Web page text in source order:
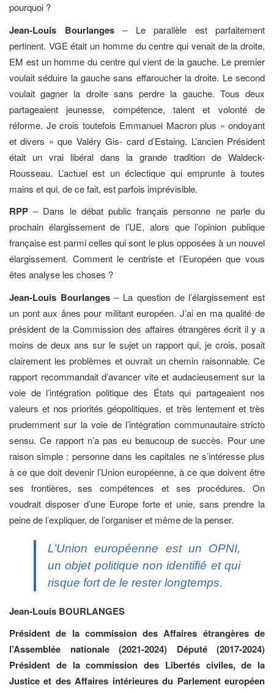
pourquoi ?
Jean-Louis Bourlanges– Le parallèle est parfaitement
pertinent. VGE était un homme du centre qui venait de la droite,
EM est un homme du centre qui vient de la gauche. Le premier
voulait séduire la gauche sans effaroucher la droite. Le second
voulait gagner la droite sans perdre la gauche. Tous deux
partageaient jeunesse, compétence, talent et volonté de
réforme. Je crois toutefois Emmanuel Macron plus « ondoyant
et divers » que Valéry Gis- card d’Estaing. L’ancien Président
était un vrai libéral dans la grande tradition de Waldeck-
Rousseau. L’actuel est un éclectique qui emprunte à toutes
mains et qui, de ce fait, est parfois imprévisible.
RPP – Dans le débat public français personne ne parle du
prochain élargissement de l’UE, alors que l’opinion publique
française est parmi celles qui sont le plus opposées à un nouvel
élargissement. Comment le centriste et l’Européen que vous
êtes analyse les choses ?
Jean-Louis Bourlanges– La question de l’élargissement est
un pont aux ânes pour militant européen. J’ai en ma qualité de
président de la Commission des affaires étrangères écrit il y a
moins de deux ans sur le sujet un rapport qui, je crois, posait
clairement les problèmes et ouvrait un chemin raisonnable. Ce
rapport recommandait d’avancer vite et audacieusement sur la
voie de l’intégration politique des États qui partageaient nos
valeurs et nos priorités géopolitiques, et très lentement et très
prudemment sur la voie de l’intégration communautaire stricto
sensu. Ce rapport n’a pas eu beaucoup de succès. Pour une
raison simple : personne dans les capitales ne s’intéresse plus
à ce que doit devenir l’Union européenne, à ce que doivent être
ses frontières, ses compétences et ses procédures. On
voudrait disposer d’une Europe forte et unie, sans prendre la
peine de l’expliquer, de l’organiser et même de la penser.
L’Union européenne est un OPNI,
un objet politique non identifié et qui
risque fort de le rester longtemps.
Jean-Louis BOURLANGES
Président de la commission des Affaires étrangères de
l’Assemblée nationale (2021-2024) Député (2017-2024)
Président de la commission des Libertés civiles, de la
Justice et des Affaires intérieures du Parlement européen